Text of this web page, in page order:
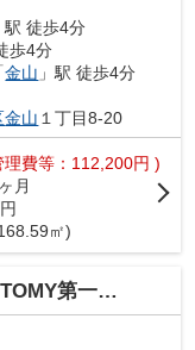
駅 徒歩4分
歩4分
金山 」駅 徒歩4分
金山 １丁目8-20
理費等：112,200円 )
月
㎡)
第一ビル）